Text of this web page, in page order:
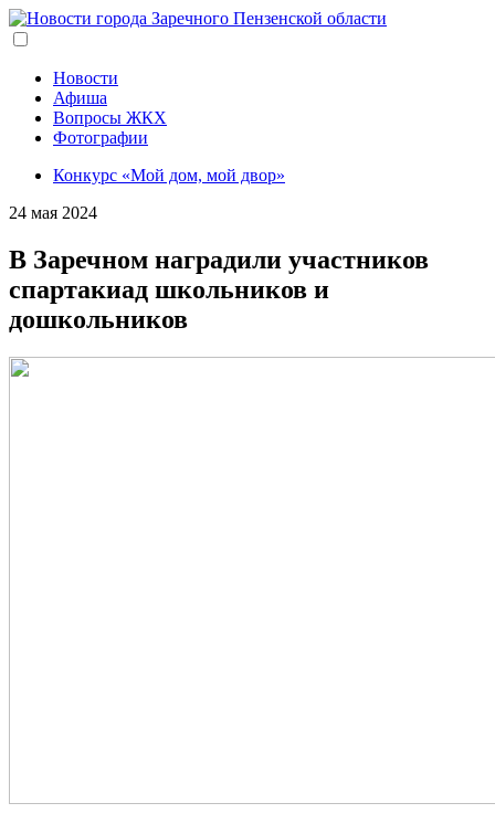
Перейти
к
содержанию
Новости
Афиша
Вопросы ЖКХ
Фотографии
Конкурс «Мой дом, мой двор»
24 мая 2024
В Заречном наградили участников
спартакиад школьников и
дошкольников